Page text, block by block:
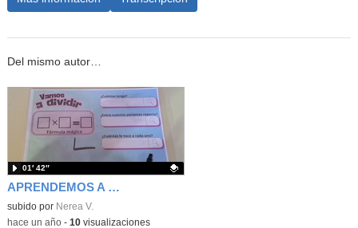
Del mismo autor…
APRENDEMOS A DIVIDIR
Contenido educativo.
subido por Nerea V.
01′ 42″
-hace un año- 10visualizaciones